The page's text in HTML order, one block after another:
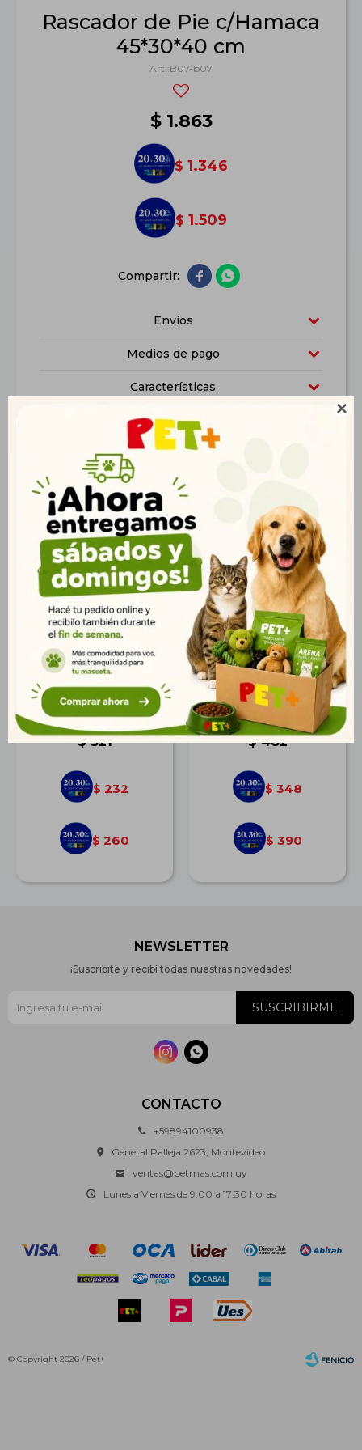

Rascador de Pie c/Hamaca
45*30*40 cm
B07-b07
$ 1.863
$ 1.346
$ 1.509
 
Envíos
Medios de pago
Características
Productos que te pueden interesar
Rascador de Gato en
Forma de W
$ 321
$ 232
$ 260
Rascador de Pie
35*18*26 cm
$ 482
$ 348
$ 390
CONTACTO
+59894100938
General Palleja 2623, Montevideo
ventas@petmas.com.uy
Lunes a Viernes de 9:00 a 17:30 horas
NEWSLETTER
¡Suscribite y recibí todas nuestras novedades!
SUSCRIBIRME
 
© Copyright 2026 / Pet+